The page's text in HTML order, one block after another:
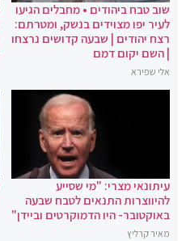
שוב טבח ביהודים • מחבלים הגיעו
לעיר יפו מצוידים בנשק, ומטרתם:
רצח יהודים | שבעה קדושים נרצחו
| השם יקום דמם
אלי שפירא
עיתונאי מצרי: "מי שסייע
להיווצרות התנאים לטבח שבעה
באוקטובר- היו הדמוקרטים וביידן"
מאיר קרליץ